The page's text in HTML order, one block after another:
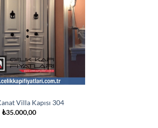
Villa Kapısı 304
Orijinal
₺35.000,00Şu